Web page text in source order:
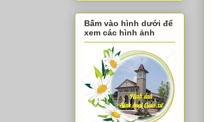
Bấm vào hình dưới để
xem các hình ảnh